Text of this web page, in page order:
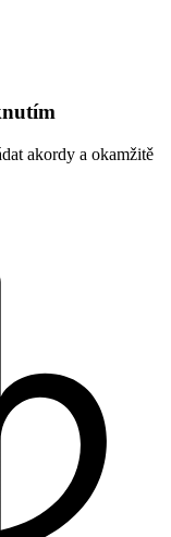
akordy a okamžitě